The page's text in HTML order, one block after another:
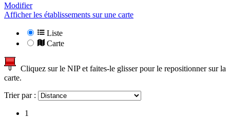
Modifier
Afficher les établissements sur une carte
Liste
Carte
Cliquez sur le NIP et faites-le glisser pour le repositionner sur la
carte.
Trier par :
1